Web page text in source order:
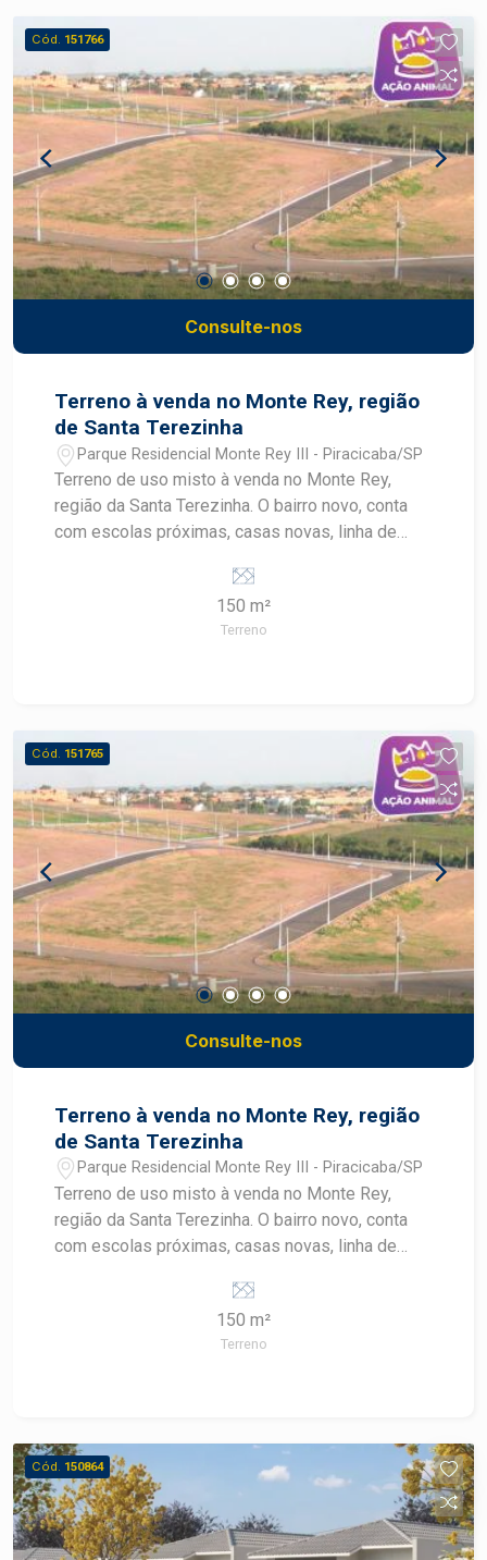
Cód. 151766
Consulte-nos
Terreno à venda no Monte Rey, região
de Santa Terezinha
Parque Residencial Monte Rey III - Piracicaba/SP
Terreno de uso misto à venda no Monte Rey,
região da Santa Terezinha. O bairro novo, conta
com escolas próximas, casas novas, linha de
venda pode ser feita com financiamento para
150 m²
Terreno
Cód. 151765
Consulte-nos
Terreno à venda no Monte Rey, região
de Santa Terezinha
Parque Residencial Monte Rey III - Piracicaba/SP
Terreno de uso misto à venda no Monte Rey,
região da Santa Terezinha. O bairro novo, conta
com escolas próximas, casas novas, linha de
venda pode ser feita com financiamento para
150 m²
Terreno
Cód. 150864